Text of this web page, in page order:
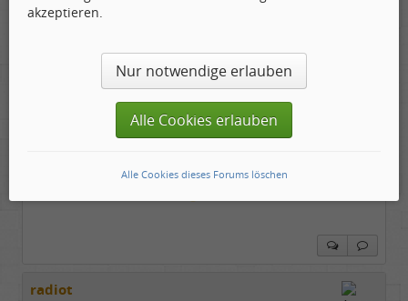
Musikexpress.
Bedenke, die obigen Charts starten erst im Jahre
und ersetzen, wenn hier schon ein Vergleich
radiot
akzeptieren.
Nur notwendige erlauben
Alle Cookies erlauben
Alle Cookies dieses Forums löschen